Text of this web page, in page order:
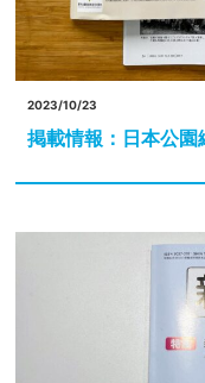
2023/10/23
掲載情報：日本公園